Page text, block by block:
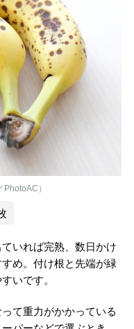
）
いれば完熟、数日かけ
め。付け根と先端が緑
いです。
て重力がかかっている